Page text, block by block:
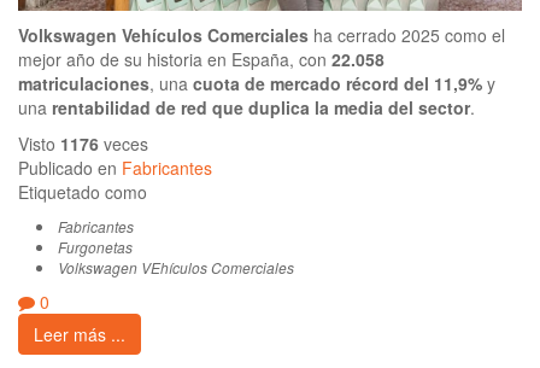
Volkswagen Vehículos Comerciales ha cerrado 2025 como el
mejor año de su historia en España, con 22.058
matriculaciones, una cuota de mercado récord del 11,9% y
una rentabilidad de red que duplica la media del sector.
Visto 1176 veces
Publicado en Fabricantes
Etiquetado como
Fabricantes
Furgonetas
Volkswagen VEhículos Comerciales
0
Leer más ...